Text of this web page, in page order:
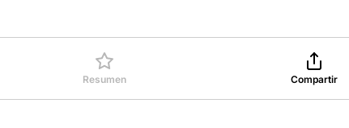
Resumen Compartir